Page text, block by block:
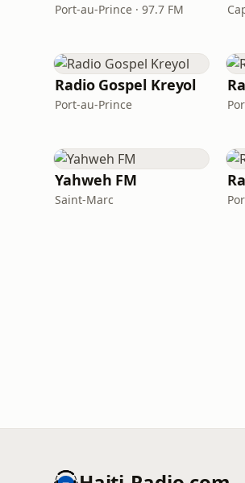
Port-au-Prince · 97.7 FM
Radio Gospel Kreyol
Port-au-Prince
Yahweh FM
Saint-Marc